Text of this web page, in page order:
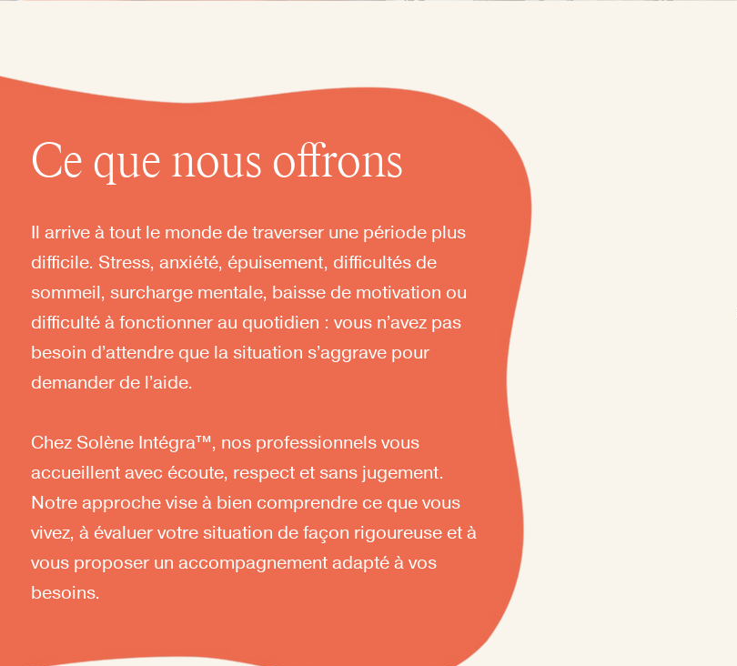
Il arrive à tout le monde de traverser une période plus
difficile. Stress, anxiété, épuisement, difficultés de
sommeil, surcharge mentale, baisse de motivation ou
difficulté à fonctionner au quotidien : vous n’avez pas
besoin d’attendre que la situation s’aggrave pour
demander de l’aide.
Chez Solène Intégra™, nos professionnels vous
accueillent avec écoute, respect et sans jugement.
Notre approche vise à bien comprendre ce que vous
vivez, à évaluer votre situation de façon rigoureuse et à
vous proposer un accompagnement adapté à vos
besoins.
Ce que nous offrons